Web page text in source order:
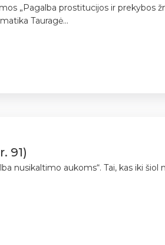
„Pagalba prostitucijos ir prekybos
Tauragė...
91)
nusikaltimo aukoms“. Tai, kas iki šiol